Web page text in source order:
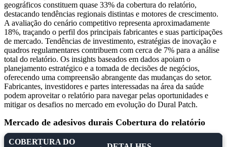
geográficos constituem quase 33% da cobertura do relatório,
destacando tendências regionais distintas e motores de crescimento.
A avaliação do cenário competitivo representa aproximadamente
18%, traçando o perfil dos principais fabricantes e suas participações
de mercado. Tendências de investimento, estratégias de inovação e
quadros regulamentares contribuem com cerca de 7% para a análise
total do relatório. Os insights baseados em dados apoiam o
planejamento estratégico e a tomada de decisões de negócios,
oferecendo uma compreensão abrangente das mudanças do setor.
Fabricantes, investidores e partes interessadas na área da saúde
podem aproveitar o relatório para navegar pelas oportunidades e
mitigar os desafios no mercado em evolução do Dural Patch.
Mercado de adesivos durais Cobertura do relatório
COBERTURA DO